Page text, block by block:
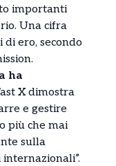
importanti
Una cifra
ero, secondo
ha
X dimostra
e gestire
più che mai
sulla